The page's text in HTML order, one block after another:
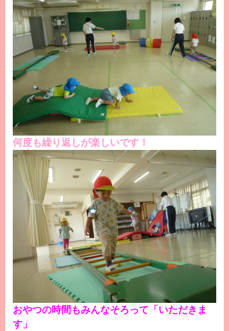
何度も繰り返しが楽しいです！
おやつの時間もみんなそろって「いただきま
す」